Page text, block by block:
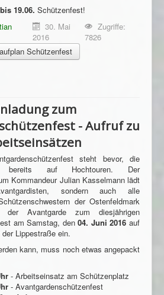
19.06. Schützenfest!
30. Mai
2016
Zugriffe:
7826
Schützenfest
zum
- Aufruf zu
steht bevor, die
bereits auf Hochtouren. Der
Kommandeur Julian Kasselmann lädt
sondern auch alle
der Ostenfeldmark
Avantgarde zum diesjährigen
am Samstag, den04. Juni 2016 auf
Lippestraße ein.
kann, muss noch etwas angepackt
- Arbeitseinsatz am Schützenplatz
- Avantgardenschützenfest